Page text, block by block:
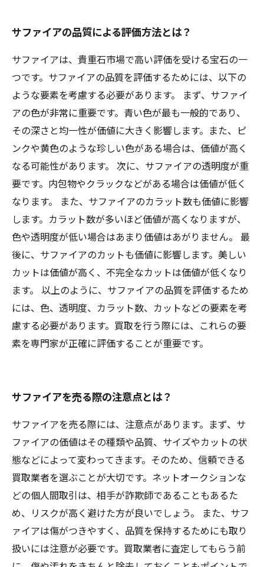
サファイアの品質による評価方法とは？
サファイアは、貴重石市場で高い評価を受ける宝石の一
つです。サファイアの品質を評価するためには、以下の
ような要素を考慮する必要があります。 まず、サファイ
アの色が非常に重要です。青い色が最も一般的であり、
その深さと均一性が価値に大きく影響します。また、ピ
ンクや黄色のような珍しい色がある場合は、価値が高く
なる可能性があります。 次に、サファイアの透明度が重
要です。内包物やクラックなどがある場合は価値が低く
なります。 また、サファイアのカラット数も価値に影響
します。カラット数が多いほど価値が高くなりますが、
色や透明度が低い場合はあまり価値はあがりません。 最
後に、サファイアのカットも価値に影響します。美しい
カットは価値が高く、不完全なカットは価値が低くなり
ます。 以上のように、サファイアの品質を評価するため
には、色、透明度、カラット数、カットなどの要素を考
慮する必要があります。買取を行う際には、これらの要
素を専門家が正確に評価することが重要です。
サファイアを売る際の注意点とは？
サファイアを売る際には、注意点があります。まず、サ
ファイアの価値はその種類や品質、サイズやカットの状
態などによって変わってきます。そのため、信頼できる
買取業者を選ぶことが大切です。ネットオークションな
どの個人間取引は、相手が詐欺師であることもあるた
め、リスクが高く避けた方が良いでしょう。 また、サフ
ァイアは傷がつきやすく、品質を保持するためにも取り
扱いには注意が必要です。買取業者に査定してもらう前